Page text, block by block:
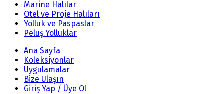
Marine Halılar
Otel ve Proje Halıları
Yolluk ve Paspaslar
Peluş Yolluklar
Ana Sayfa
Koleksiyonlar
Uygulamalar
Bize Ulaşın
Giriş Yap / Üye Ol